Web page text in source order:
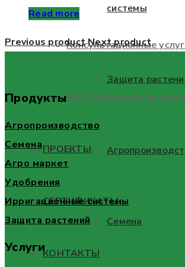
Консультационные
МАТ ( Модерн агро
ПРОЕКТЫ
СЕРТИФИКАТЫ
КОНТАКТЫ
системы
Защита
Семена
Read more
Previous productNext product
Продукты
Агропроизводство
Семена
Агро маркет
Удобрения
Ирригационные системы
Защита растений
Услуги